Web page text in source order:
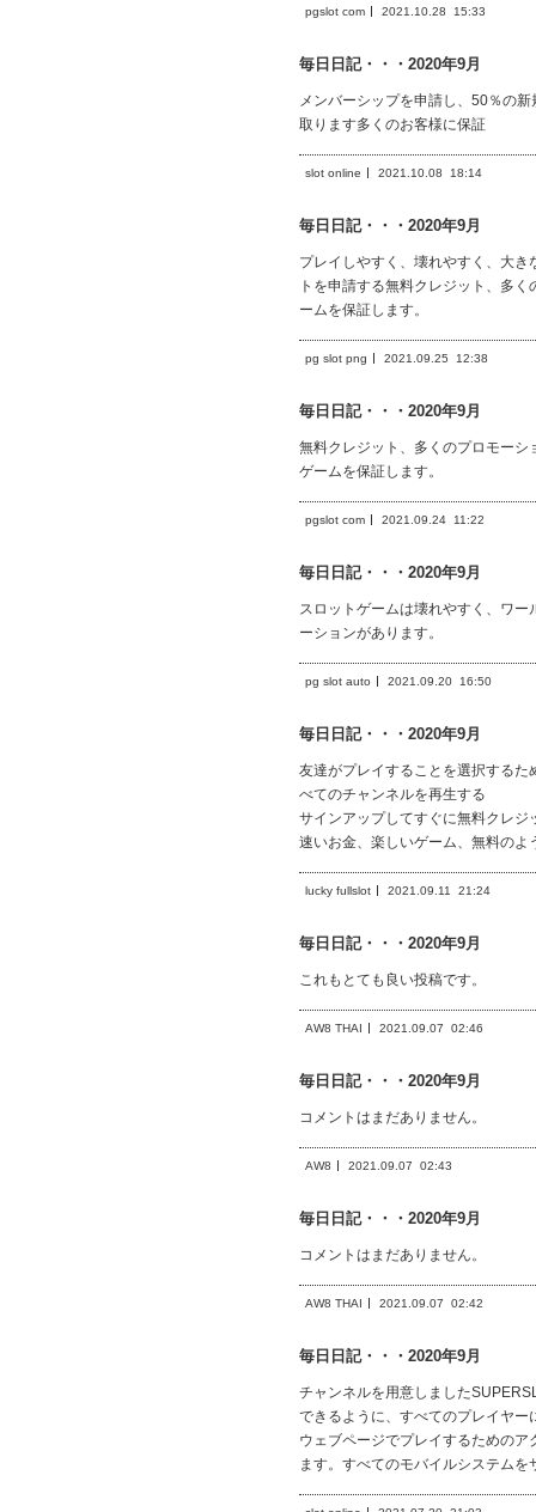
pgslot com 2021.10.28 15:33
毎日日記・・・2020年9月
メンバーシップを申請し、50％の
取ります多くのお客様に保証
slot online 2021.10.08 18:14
毎日日記・・・2020年9月
プレイしやすく、壊れやすく、大
トを申請する無料クレジット、多
ームを保証します。
pg slot png 2021.09.25 12:38
毎日日記・・・2020年9月
無料クレジット、多くのプロモー
ゲームを保証します。
pgslot com 2021.09.24 11:22
毎日日記・・・2020年9月
スロットゲームは壊れやすく、ワ
ーションがあります。
pg slot auto 2021.09.20 16:50
毎日日記・・・2020年9月
友達がプレイすることを選択する
べてのチャンネルを再生する
サインアップしてすぐに無料クレ
速いお金、楽しいゲーム、無料のよ
lucky fullslot 2021.09.11 21:24
毎日日記・・・2020年9月
これもとても良い投稿です。
AW8 THAI 2021.09.07 02:46
毎日日記・・・2020年9月
コメントはまだありません。
AW8 2021.09.07 02:43
毎日日記・・・2020年9月
コメントはまだありません。
AW8 THAI 2021.09.07 02:42
毎日日記・・・2020年9月
チャンネルを用意しました
できるように、すべてのプレイヤ
ウェブページでプレイするための
ます。すべてのモバイルシステム